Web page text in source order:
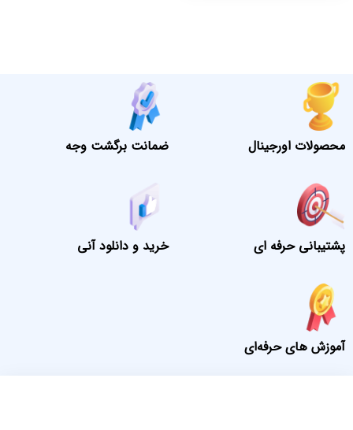
محصولات اورجینال ضمانت برگشت وجه
پشتیبانی حرفه ای خرید و دانلود آنی
آموزش های حرفه‌ای